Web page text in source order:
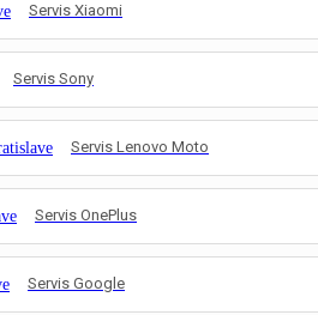
Servis Xiaomi
Servis Sony
Servis Lenovo Moto
Servis OnePlus
Servis Google